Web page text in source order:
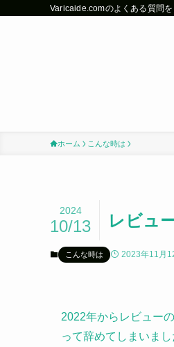
Varicaide.comのよくある質問
ホーム こんな時は
レビュ
2024
10/13
こんな時は 2023年11月
2022年からレビュー
って辞めてしまいま